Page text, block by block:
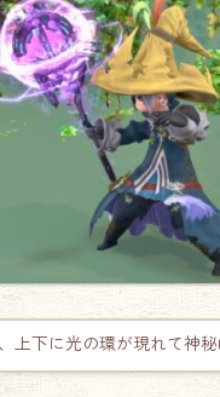
上下に光の環が現れて神